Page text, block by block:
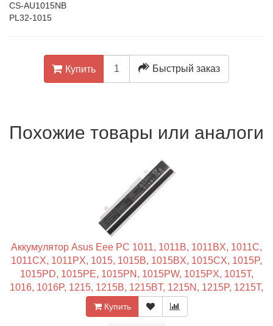
CS-AU1015NB
PL32-1015
Купить Быстрый заказ
Похожие товары или аналоги
Аккумулятор Asus Eee PC 1011, 1011B, 1011BX, 1011C,
1011CX, 1011PX, 1015, 1015B, 1015BX, 1015CX, 1015P,
1015PD, 1015PE, 1015PN, 1015PW, 1015PX, 1015T,
1016, 1016P, 1215, 1215B, 1215BT, 1215N, 1215P, 1215T,
Lamborghini VX6, VX6S (5200mAh, 10.8V) Белый
Купить